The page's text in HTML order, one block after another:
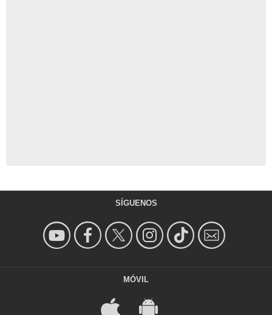
SÍGUENOS
MÓVIL